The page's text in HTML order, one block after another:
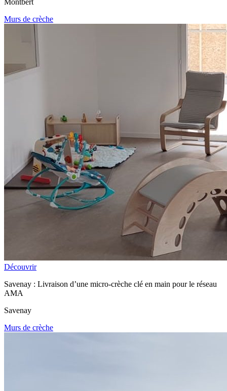
Montbert
Murs de crèche
Découvrir
Savenay : Livraison d’une micro-crèche clé en main pour le réseau
AMA
Savenay
Murs de crèche